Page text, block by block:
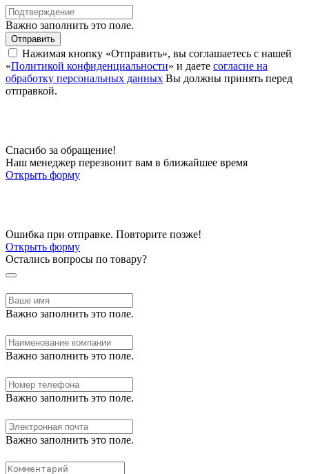
Важно заполнить это поле.
Отправить
Нажимая кнопку «Отправить», вы соглашаетесь с нашей
«Политикой конфиденциальности» и даете согласие на
обработку персональных данных Вы должны принять перед
отправкой.
Спасибо за обращение!
Наш менеджер перезвонит вам в ближайшее время
Открыть форму
Ошибка при отправке. Повторите позже!
Открыть форму
Остались вопросы по товару?
Важно заполнить это поле.
Важно заполнить это поле.
Важно заполнить это поле.
Важно заполнить это поле.